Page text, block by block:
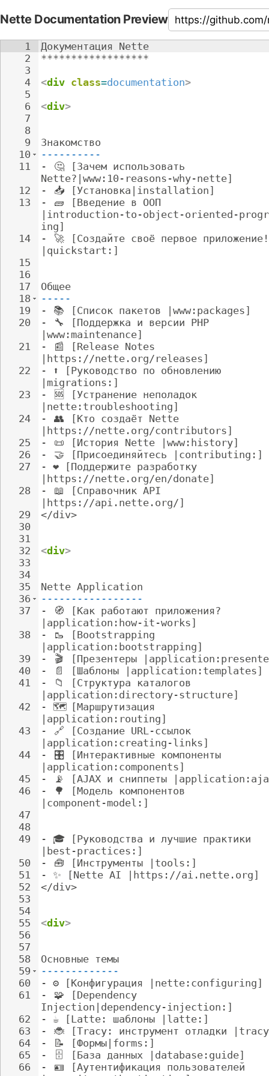
Nette Documentation Preview
1
2
3
4
5
6
7
8
9
10
11
12
13
14
15
16
17
18
19
20
21
22
23
24
25
26
27
28
29
30
31
32
33
34
35
36
37
38
39
40
41
42
43
44
45
46
47
48
49
50
51
52
53
54
55
56
57
58
59
60
61
62
63
64
65
66
Документация Nette
******************
<div class=documentation>
<div>
Знакомство
----------
-
🤔 [Зачем использовать
Nette?|www:10-reasons-why-nette]
-
📥 [Установка|installation]
-
🧱 [Введение в ООП
|introduction-to-object-oriented-
ing]
-
🚀 [Создайте своё первое
|quickstart:]
Общее
-----
- 📚 [Список пакетов |www:packages]
-
🔧
[Поддержка и версии PHP
|www:maintenance]
-
📰
[Release Notes
|https://nette.org/releases]
-
⬆️ [Руководство по обновлению
|migrations:]
-
🆘
[Устранение неполадок
|nette:troubleshooting]
- 👥 [Кто создаёт Nette
|https://nette.org/contributors]
-
📜 [История Nette |www:history]
-
🤝 [Присоединяйтесь |contributing:]
- ❤️ [Поддержите разработку
|https://nette.org/en/donate]
-
📖
[Справочник API
|https://api.nette.org/]
</div>
<div>
Nette Application
-----------------
-
🧭 [Как работают приложения?
|application:how-it-works]
-
🥾
[Bootstrapping
|application:bootstrapping]
-
🎬
[Презентеры
-
📄
[Шаблоны |application:templates]
-
📁
[Структура каталогов
|application:directory-structure]
- 🗺️ [Маршрутизация
|application:routing]
-
🔗 [Создание URL-ссылок
|application:creating-links]
-
🎛 ️ [Интерактивные компоненты
|application:components]
-
📡
[AJAX и сниппеты
-
🌳
[Модель компонентов
|component-model:]
- 🎓 [Руководства и лучшие практики
|best-practices:]
-
🧰 [Инструменты |tools:]
- ✨ [Nette AI |https://ai.nette.org]
</div>
<div>
Основные темы
-------------
- ⚙️ [Конфигурация |nette:configuring]
-
🧩 [Dependency
Injection|dependency-injection:]
- ☕ [Latte: шаблоны |latte:]
- 🐞 [Tracy: инструмент отладки
-
📝
[Формы|forms:]
-
🗄
️ [База данных |database:guide]
-
🪪 [Аутентификация пользователей